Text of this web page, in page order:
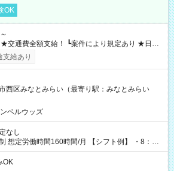
OK
あり） ┗働いたその日に現金GET♪ お仕事後はコ
払い分を引き落とせます！ 【試用期間】試
支給あり
西区みなとみらい（最寄り駅：みなとみらい
ベルウッズ
なし
働時間160時間/月 【シフト例】 ・8：00
OK